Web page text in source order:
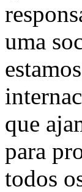
uma
que
para
todos